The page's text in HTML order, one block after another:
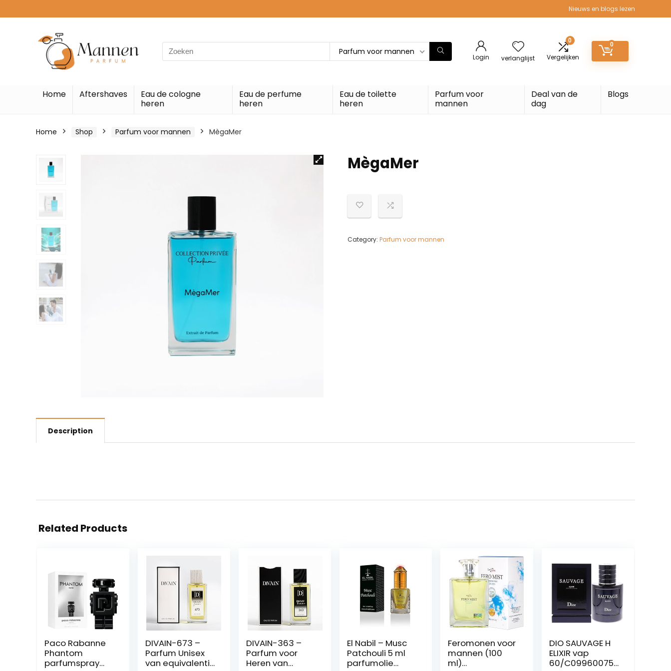
Nieuws en blogs lezen
Search
for:
Parfum voor mannen
Login verlanglijst
0
Vergelijken
0
Home Aftershaves
Eau de cologne
heren
Eau de perfume
heren
Eau de toilette
heren
Parfum voor
mannen
Deal van de
dag
Blogs
Home Shop Parfum voor mannen MègaMer
MègaMer
Category: Parfum voor mannen
Description
Related Products
Paco Rabanne
Phantom
parfumspray
DIVAIN-673 –
Parfum Unisex
van equivalentie
DIVAIN-363 –
Parfum voor
Heren van
El Nabil – Musc
Patchouli 5 ml
parfumolie
Feromonen voor
mannen (100
ml)
DIO SAUVAGE H
ELIXIR vap
60/C099600755